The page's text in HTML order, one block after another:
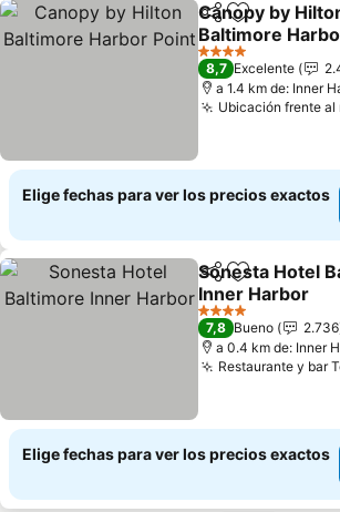
CompartirAgregar a
Canopy by
Baltimore
Ver precios
4 Estrellas
8,7 Excelente
a 1.4 km de: Inner
Ubicación frente al
Elige fechas para ver los precios exactos
CompartirAgregar a
Sonesta Hotel
Inner Harbor
Ver precios
4 Estrellas
7,8 Bueno
2.736
a 0.4 km de: Inner
Restaurante y bar
Elige fechas para ver los precios exactos